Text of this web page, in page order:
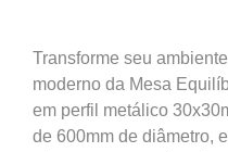
Transforme seu
moderno da Mesa
em perfil metálico
de 600mm de diâmetro,